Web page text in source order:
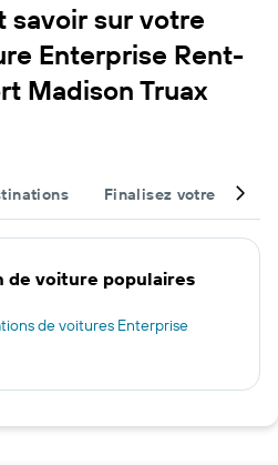
savoir sur votre
Enterprise Rent-
Madison Truax
Finalisez votre voyage
de voiture populaires
de voitures Enterprise